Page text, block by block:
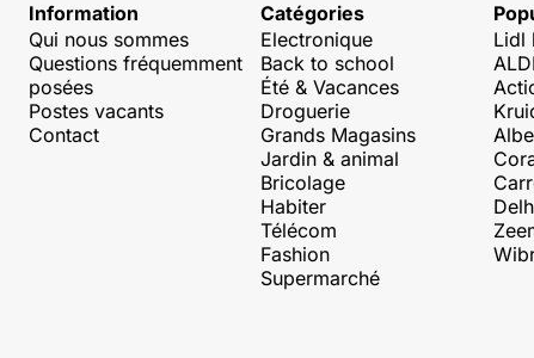
Information
Qui nous sommes
Questions fréquemment
posées
Postes vacants
Contact
Catégories
Electronique
Back to school
Été & Vacances
Droguerie
Grands Magasins
Jardin & animal
Bricolage
Habiter
Télécom
Fashion
Supermarché
Lidl